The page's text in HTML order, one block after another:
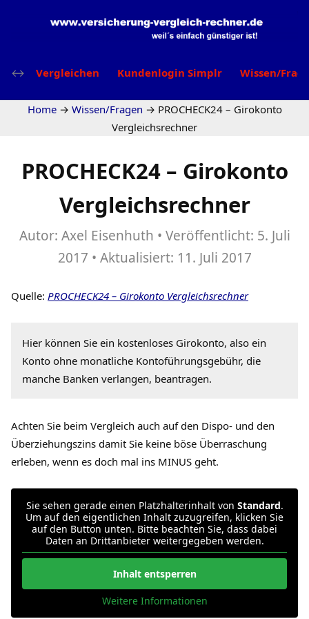
Vergleichen Kundenlogin Simplr Wissen/
Home → Wissen/Fragen → PROCHECK24 – Girokonto
Vergleichsrechner
PROCHECK24 – Girokonto
Vergleichsrechner
Autor: Axel Eisenhuth Veröffentlicht: 5. Juli
2017
Aktualisiert: 11. Juli 2017
Quelle: PROCHECK24 – Girokonto Vergleichsrechner
Hier können Sie ein kostenloses Girokonto, also ein
Konto ohne monatliche Kontoführungsgebühr, die
manche Banken verlangen, beantragen.
Achten Sie beim Vergleich auch auf den Dispo- und den
Überziehungszins damit Sie keine böse Überraschung
erleben, wenn es doch mal ins MINUS geht.
Sie sehen gerade einen Platzhalterinhalt von Standard.
Um auf den eigentlichen Inhalt zuzugreifen, klicken Sie
auf den Button unten. Bitte beachten Sie, dass dabei
Daten an Drittanbieter weitergegeben werden.
Inhalt entsperren
Weitere Informationen